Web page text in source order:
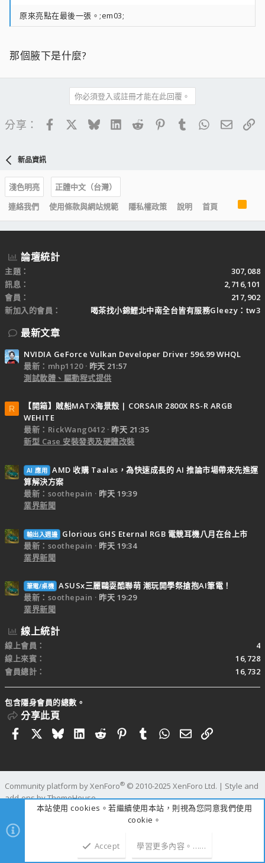
原來亮點在最後一張。;em03;
那個腋下是什麼?
你必須登入或註冊才能在此回覆。
分享： FacebookBlueskyLinkedIn
Reddit PinterestTumblrWhatsApp
電子
新品資訊
淺色明亮
正體中文（台灣）
連絡我們
使用條款與網站規範 隱私權政策 說明 首頁
S
論壇統計
主題
307,088
訊息
2,716,101
會員
217,902
新加入的會員
喝茶找小錦鯉北中南全台皆有服務Gleezy：tw3
最新文章
NVIDIA GeForce Vulkan Developer Driver 596.99 WHQL
最新：mhp1120
昨天 21:57
測試軟體、驅動程式提供
R
【開箱】賊船MATX海景殼 | CORSAIR 2800X RS-R ARGB
WEHITE
最新：RickWang0412
昨天 21:35
新型 Case 安裝發表及硬體改裝
AI 應用 AMD 收購 Taalas，為快速成長的 AI 推論市場帶來先進運
算解決方案
最新：soothepain
昨天 19:39
業界新聞
輸出入週邊
Glorious GHS Eternal RGB 電競耳機八月在台上市
最新：soothepain
昨天 19:34
業界新聞
筆電/桌機 ASUSx三麗鷗耍酷聯萌 潮玩開學祭搶抱AI筆電！
最新：soothepain
昨天 19:29
業界新聞
線上統計
線上會員
4
線上來賓
16,728
會員總計
16,732
包含隱身會員的總數。
分享此頁
FacebookBlueskyLinkedIn
RedditPinterestTumblrWhatsApp
電子郵件
連結
Community platform by XenForo® © 2010-2025 XenForo Ltd. | Style and
add-ons by ThemeHouse
查詢 10 時間 0.3187s 記憶體 25.21MB
本站使用 cookies。若繼續使用本站，則視為您同意我們使用
cookie。
Accept 學習更多內容。……